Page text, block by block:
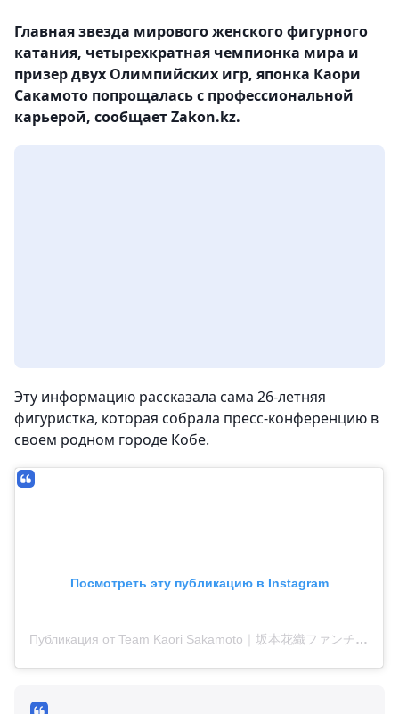
Главная звезда мирового женского фигурного
катания, четырехкратная чемпионка мира и
призер двух Олимпийских игр, японка Каори
Сакамото попрощалась с профессиональной
карьерой, сообщает Zakon.kz.
Эту информацию рассказала сама 26-летняя
фигуристка, которая собрала пресс-конференцию в
своем родном городе Кобе.
Посмотреть эту публикацию в Instagram
Публикация от Team Kaori Sakamoto｜坂本花織ファンチーム (@teamkaori_sakamoto)